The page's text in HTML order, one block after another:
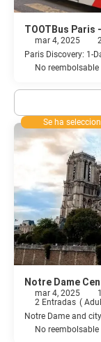
TOOTBus
mar 4, 2025
Paris Discovery: 1-
No reembolsable
Se ha
Notre Dame
mar 4, 2025
2 Entradas (
Notre Dame and
No reembolsable